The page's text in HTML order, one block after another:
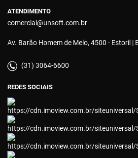
ATENDIMENTO
comercial@unsoft.com.br
Av. Barão Homem de Melo, 4500 - Estoril |
(31) 3064-6600
REDES SOCIAIS